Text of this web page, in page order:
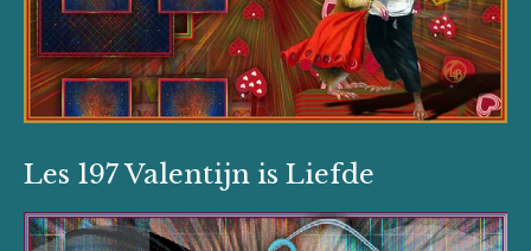
Les 197 Valentijn is Liefde